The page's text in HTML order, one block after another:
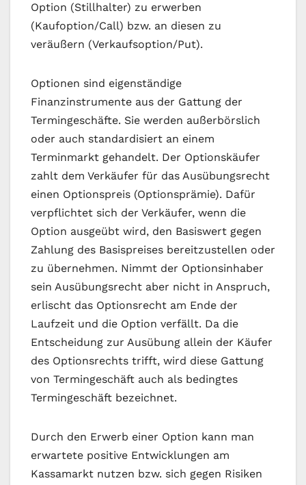
Option (Stillhalter) zu erwerben
(Kaufoption/Call) bzw. an diesen zu
veräußern (Verkaufsoption/Put).
Optionen sind eigenständige
Finanzinstrumente aus der Gattung der
Termingeschäfte. Sie werden außerbörslich
oder auch standardisiert an einem
Terminmarkt gehandelt. Der Optionskäufer
zahlt dem Verkäufer für das Ausübungsrecht
einen Optionspreis (Optionsprämie). Dafür
verpflichtet sich der Verkäufer, wenn die
Option ausgeübt wird, den Basiswert gegen
Zahlung des Basispreises bereitzustellen oder
zu übernehmen. Nimmt der Optionsinhaber
sein Ausübungsrecht aber nicht in Anspruch,
erlischt das Optionsrecht am Ende der
Laufzeit und die Option verfällt. Da die
Entscheidung zur Ausübung allein der Käufer
des Optionsrechts trifft, wird diese Gattung
von Termingeschäft auch als bedingtes
Termingeschäft bezeichnet.
Durch den Erwerb einer Option kann man
erwartete positive Entwicklungen am
Kassamarkt nutzen bzw. sich gegen Risiken